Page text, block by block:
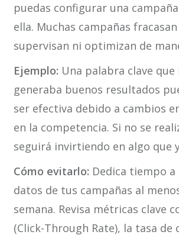
puedas configurar una
ella. Muchas campañas
supervisan ni optimizan de
Ejemplo: Una palabra clave
generaba buenos resultados
ser efectiva debido a cambios
en la competencia. Si no se
seguirá invirtiendo en algo que
Cómo evitarlo: Dedica tiempo a
datos de tus campañas al
semana. Revisa métricas clave
(Click-Through Rate), la tasa de